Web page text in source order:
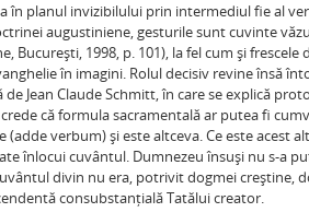
în planul invizibilului prin intermediul fie al
augustiniene, gesturile sunt cuvinte
București, 1998, p. 101), la fel cum și
în imagini. Rolul decisiv revine însă
Jean Claude Schmitt, în care se explică
că formula sacramentală ar putea fi
verbum) și este altceva. Ce este acest
înlocui cuvântul. Dumnezeu însuși nu s-a
divin nu era, potrivit dogmei creștine,
consubstanțială Tatălui creator.